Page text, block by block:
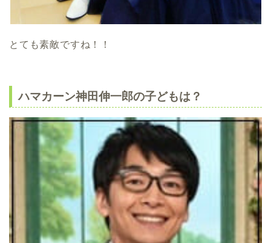
とても素敵ですね！！
ハマカーン神田伸一郎の子どもは？